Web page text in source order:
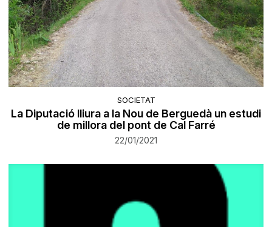
SOCIETAT
La Diputació lliura a la Nou de Berguedà un estudi
de millora del pont de Cal Farré
22/01/2021